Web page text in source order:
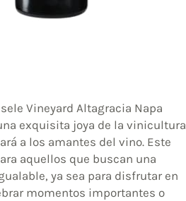
Vineyard Altagracia Napa
exquisita joya de la vinicultura
a los amantes del vino. Este
aquellos que buscan una
ya sea para disfrutar en
momentos importantes o